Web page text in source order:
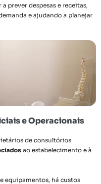
prever despesas e receitas,
e ajudando a planejar
e Operacionais
de consultórios
ao estabelecimento e à
equipamentos, há custos